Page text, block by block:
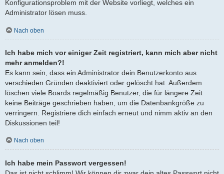
Konfigurationsproblem mit der Website vorliegt, welches ein
Administrator lösen muss.
Nach oben
Ich habe mich vor einiger Zeit registriert, kann mich aber nicht
mehr anmelden?!
Es kann sein, dass ein Administrator dein Benutzerkonto aus
verschieden Gründen deaktiviert oder gelöscht hat. Außerdem
löschen viele Boards regelmäßig Benutzer, die für längere Zeit
keine Beiträge geschrieben haben, um die Datenbankgröße zu
verringern. Registriere dich einfach erneut und nimm aktiv an den
Diskussionen teil!
Nach oben
Ich habe mein Passwort vergessen!